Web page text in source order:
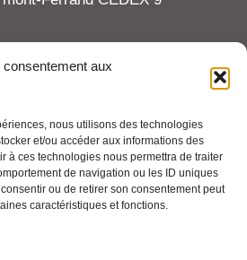
consentement aux
nous utilisons des technologies
et/ou accéder aux informations des
à ces technologies nous permettra de traiter
de navigation ou les ID uniques
ou de retirer son consentement peut
caractéristiques et fonctions.
: 06 65 27 23 81
légales
plus loin :